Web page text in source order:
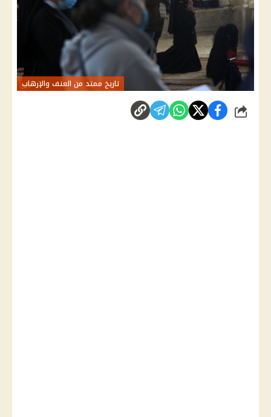
تاريخ ممتد من العنف والإرهاب
شارك